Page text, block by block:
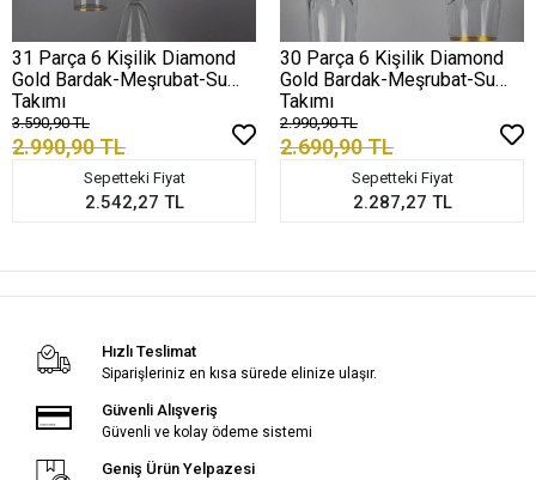
31 Parça 6 Kişilik Diamond
Gold Bardak-Meşrubat-Su
Takımı
3.590,90 TL
2.990,90 TL
Sepetteki Fiyat
2.542,27 TL
30 Parça 6 Kişilik Diamond
Gold Bardak-Meşrubat-Su
Takımı
2.990,90 TL
2.690,90 TL
Sepetteki Fiyat
2.287,27 TL
Hızlı Teslimat
Siparişleriniz en kısa sürede elinize ulaşır.
Güvenli Alışveriş
Güvenli ve kolay ödeme sistemi
Geniş Ürün Yelpazesi